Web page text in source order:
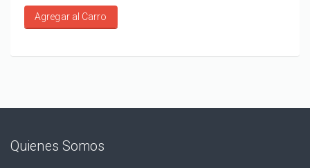
Agregar al Carro
Quienes Somos